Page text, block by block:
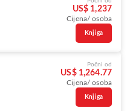
US$ 1,237
Cijena/ osoba
Knjiga
Počni od
US$ 1,264.77
Cijena/ osoba
Knjiga